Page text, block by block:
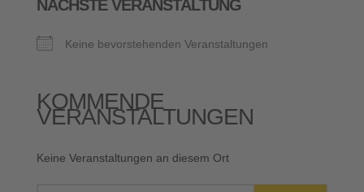
NÄCHSTE VERANSTALTUNG
Keine bevorstehenden Veranstaltungen
KOMMENDE
VERANSTALTUNGEN
Keine Veranstaltungen an diesem Ort